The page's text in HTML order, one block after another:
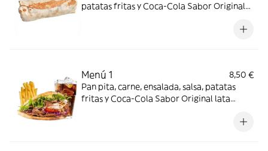
patatas fritas y Coca-Cola Sabor Original
Menú 1
8,50 €
Pan pita, carne, ensalada, salsa, patatas
fritas y Coca-Cola Sabor Original lata